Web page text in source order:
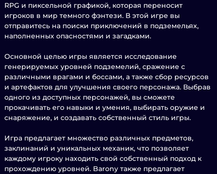
RPG и пиксельной графикой, которая переносит
игроков в мир темного фэнтези. В этой игре вы
отправитесь на поиски приключений в подземельях,
наполненных опасностями и загадками.
Основной целью игры является исследование
генерируемых уровней подземелий, сражение с
различными врагами и боссами, а также сбор ресурсов
и артефактов для улучшения своего персонажа. Выбрав
одного из доступных персонажей, вы сможете
прокачивать его навыки и умения, выбирать оружие и
снаряжение, и создавать собственный стиль игры.
Игра предлагает множество различных предметов,
заклинаний и уникальных механик, что позволяет
каждому игроку находить свой собственный подход к
прохождению уровней. Barony также предлагает